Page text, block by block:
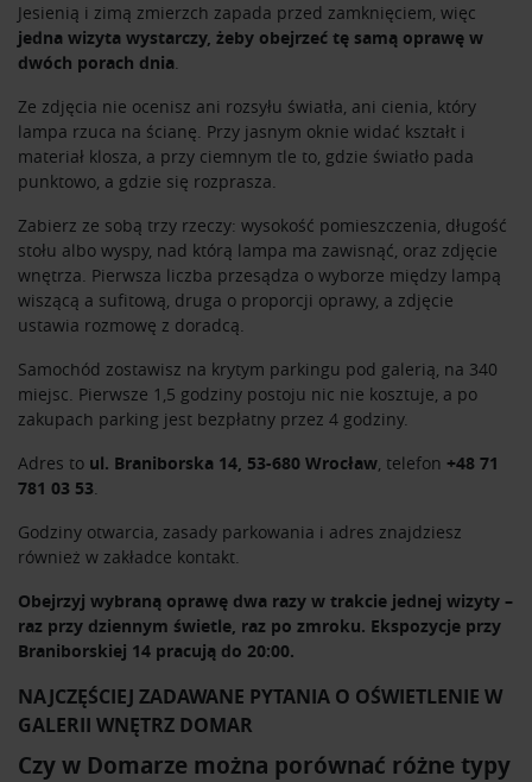
Jesienią i zimą zmierzch zapada przed zamknięciem, więc
jedna wizyta wystarczy, żeby obejrzeć tę samą oprawę w
dwóch porach dnia.
Ze zdjęcia nie ocenisz ani rozsyłu światła, ani cienia, który
lampa rzuca na ścianę. Przy jasnym oknie widać kształt i
materiał klosza, a przy ciemnym tle to, gdzie światło pada
punktowo, a gdzie się rozprasza.
Zabierz ze sobą trzy rzeczy: wysokość pomieszczenia, długość
stołu albo wyspy, nad którą lampa ma zawisnąć, oraz zdjęcie
wnętrza. Pierwsza liczba przesądza o wyborze między lampą
wiszącą a sufitową, druga o proporcji oprawy, a zdjęcie
ustawia rozmowę z doradcą.
Samochód zostawisz na krytym parkingu pod galerią, na 340
miejsc. Pierwsze 1,5 godziny postoju nic nie kosztuje, a po
zakupach parking jest bezpłatny przez 4 godziny.
Adres to ul. Braniborska 14, 53-680 Wrocław, telefon +48 71
781 03 53.
Godziny otwarcia, zasady parkowania i adres znajdziesz
również w zakładce kontakt.
Obejrzyj wybraną oprawę dwa razy w trakcie jednej wizyty –
raz przy dziennym świetle, raz po zmroku. Ekspozycje przy
Braniborskiej 14 pracują do 20:00.
NAJCZĘŚCIEJ ZADAWANE PYTANIA O OŚWIETLENIE W
GALERII WNĘTRZ DOMAR
Czy w Domarze można porównać różne typy